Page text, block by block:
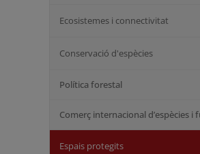
Ecosistemes i connectivitat
Conservació d'espècies
Política forestal
Comerç internacional d’espècies i
Espais protegits